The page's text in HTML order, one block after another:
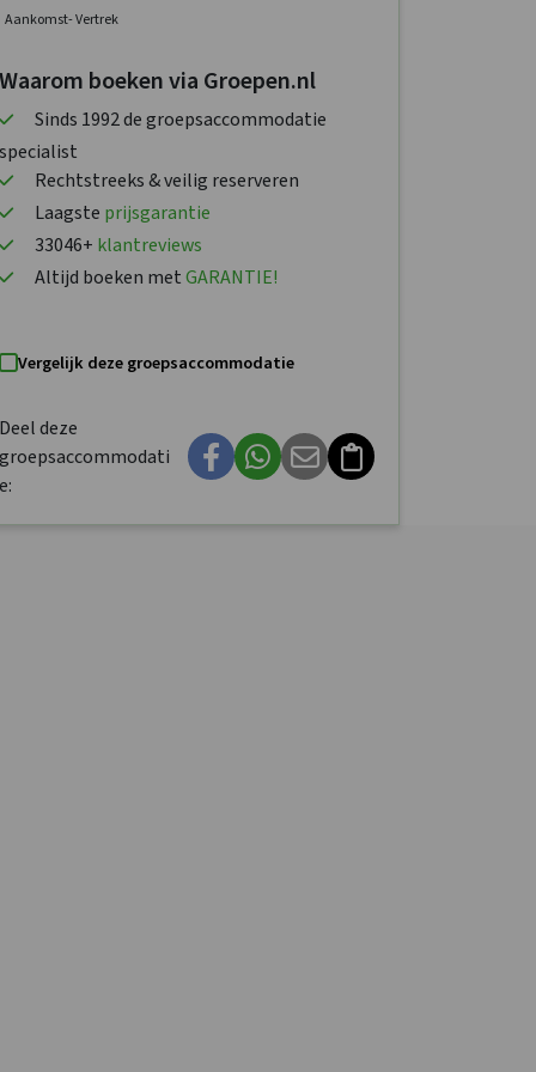
Aankomst- Vertrek
Waarom boeken via Groepen.nl
Sinds 1992 de groepsaccommodatie
specialist
Rechtstreeks & veilig reserveren
Laagste prijsgarantie
33046+ klantreviews
Altijd boeken metGARANTIE!
Vergelijk deze groepsaccommodatie
Deel deze
groepsaccommodati
e: